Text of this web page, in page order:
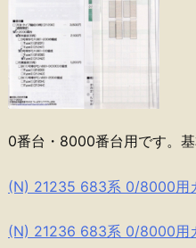
0番台・8000番台用です。基
(N) 21235 683系 0/8000用
(N) 21236 683系 0/8000用